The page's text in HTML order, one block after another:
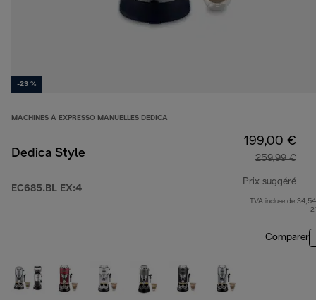
-23 %
MACHINES À EXPRESSO MANUELLES DEDICA
Dedica Style
EC685.BL EX:4
199,00 €
259,99 €
Prix suggéré
TVA incluse de
Comparer